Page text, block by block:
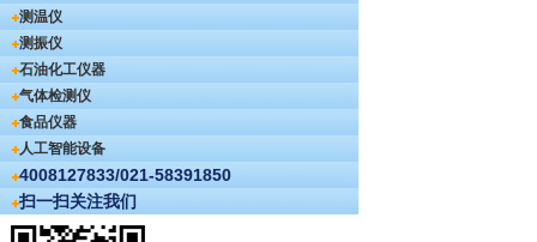
测温仪
测振仪
石油化工仪器
气体检测仪
食品仪器
人工智能设备
4008127833/021-58391850
扫一扫关注我们